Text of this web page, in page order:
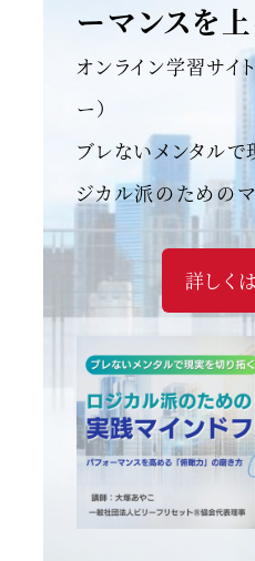
ーマンスを
オンライン学習サイ
ー）
ブレないメンタルで
ジカル派のためのマ
詳しく